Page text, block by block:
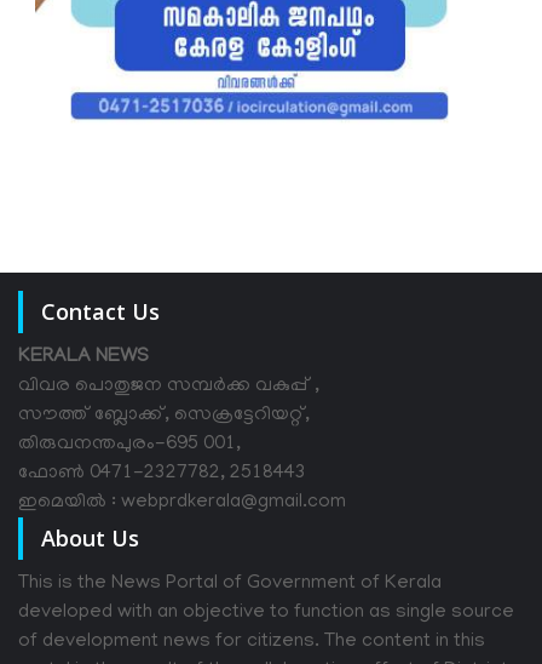
Contact Us
KERALA NEWS
വിവര പൊതുജന സമ്പര്‍ക്ക വകുപ്പ് ,
സൗത്ത് ബ്ലോക്ക്, സെക്രട്ടേറിയറ്റ്,
തിരുവനന്തപുരം-695 001,
ഫോൺ 0471-2327782, 2518443
ഇമെയിൽ : webprdkerala@gmail.com
About Us
This is the News Portal of Government of Kerala
developed with an objective to function as single source
of development news for citizens. The content in this